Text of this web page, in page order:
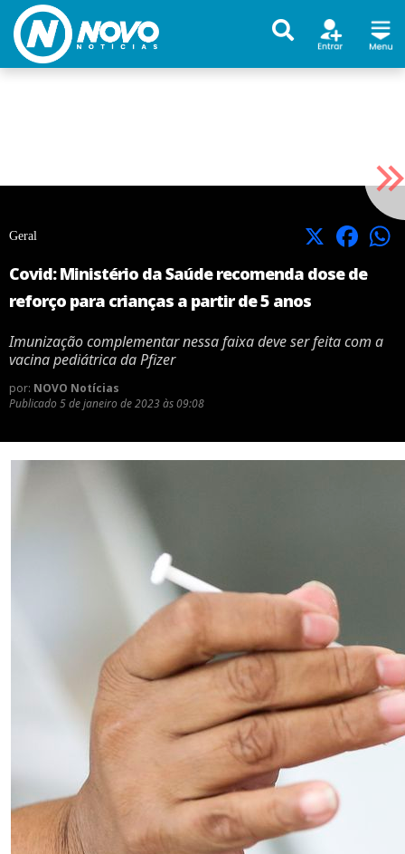
Geral X Facebook
Covid: Ministério da Saúde recomenda dose de
reforço para crianças a partir de 5 anos
Imunização complementar nessa faixa deve ser feita com a
vacina pediátrica da Pfizer
por: NOVO Notícias
Publicado 5 de janeiro de 2023 às 09:08